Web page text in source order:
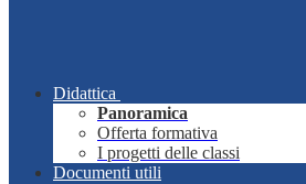
Didattica
Panoramica
Offerta formativa
I progetti delle classi
Documenti utili